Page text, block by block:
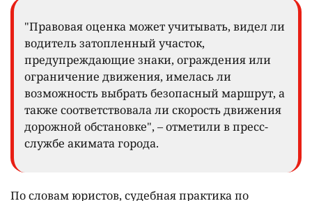
"Правовая оценка может учитывать, видел ли
водитель затопленный участок,
предупреждающие знаки, ограждения или
ограничение движения, имелась ли
возможность выбрать безопасный маршрут, а
также соответствовала ли скорость движения
дорожной обстановке", – отметили в пресс-
службе акимата города.
По словам юристов, судебная практика по